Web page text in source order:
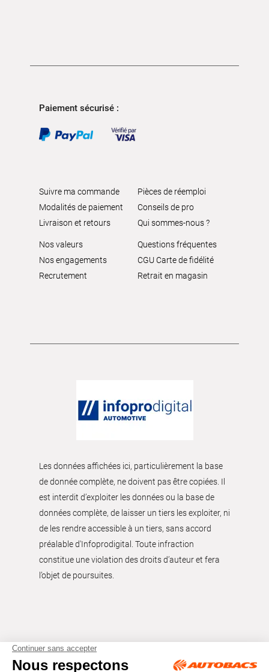
Paiement sécurisé :
Suivre ma commande
Modalités de paiement
Livraison et retours
Pièces de réemploi
Conseils de pro
Qui sommes-nous ?
Nos valeurs
Nos engagements
Recrutement
Questions fréquentes
CGU Carte de fidélité
Retrait en magasin
Les données affichées ici, particulièrement la base
de donnée complète, ne doivent pas être copiées. Il
est interdit d’exploiter les données ou la base de
données complète, de laisser un tiers les exploiter, ni
de les rendre accessible à un tiers, sans accord
préalable d'Infoprodigital. Toute infraction
constitue une violation des droits d’auteur et fera
l’objet de poursuites.